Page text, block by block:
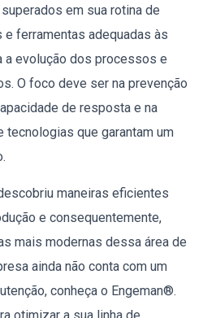
em sua rotina de
e ferramentas adequadas às
evolução dos processos e
O foco deve ser na prevenção
de resposta e na
que garantam um
maneiras eficientes
e consequentemente,
mais modernas dessa área de
ainda não conta com um
conheça o Engeman®.
otimizar a sua linha de